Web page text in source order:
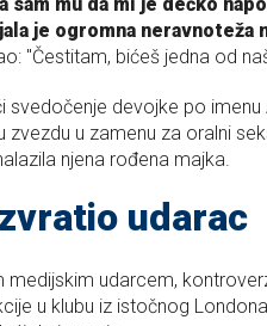
sam mu da mi je dečko
je ogromna neravnoteža
"Čestitam, bićeš jedna od
svedočenje devojke po
zvezdu u zamenu za oralni
njena rođena majka.
udarac
medijskim udarcem,
u klubu iz istočnog